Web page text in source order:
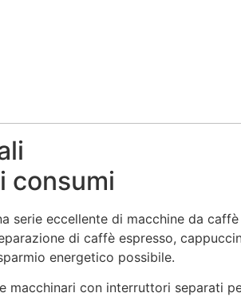
consumi
serie eccellente di macchine da
di caffè espresso,
energetico possibile.
macchinari con interruttori separati